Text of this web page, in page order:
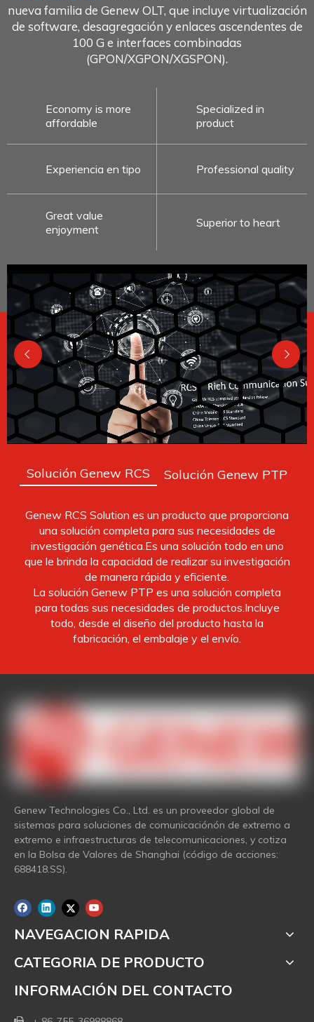
nueva familia de Genew OLT, que incluye virtualización
de software, desagregación y enlaces ascendentes de
100 G e interfaces combinadas
(GPON/XGPON/XGSPON).
Economy is more
affordable
Specialized in
product
Experiencia en tipo Professional quality
Great value
enjoyment
Superior to heart
Solución Genew RCS Solución Genew PTP
Genew RCS Solution es un producto que proporciona
una solución completa para sus necesidades de
investigación genética.Es una solución todo en uno
que le brinda la capacidad de realizar su investigación
de manera rápida y eficiente.
La solución Genew PTP es una solución completa
para todas sus necesidades de productos.Incluye
todo, desde el diseño del producto hasta la
fabricación, el embalaje y el envío.
Genew Technologies Co., Ltd. es un proveedor global de
sistemas para soluciones de comunicaciónón de extremo a
extremo e infraestructuras de telecomunicaciones, y cotiza
en la Bolsa de Valores de Shanghai (código de acciones:
688418.SS).
NAVEGACION RAPIDA
CATEGORIA DE PRODUCTO
INFORMACIÓN DEL CONTACTO